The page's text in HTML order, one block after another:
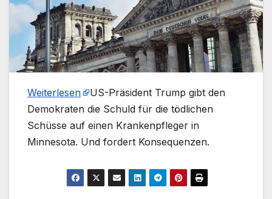
Weiterlesen
​US-Präsident Trump gibt den
Demokraten die Schuld für die tödlichen
Schüsse auf einen Krankenpfleger in
Minnesota. Und fordert Konsequenzen.